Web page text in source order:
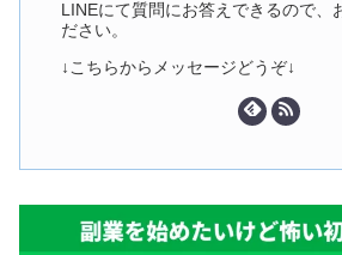
LINEにて質問にお答えできるので、
ださい。
↓こちらからメッセージどうぞ↓